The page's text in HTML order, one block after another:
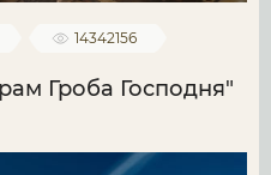
14342156
Гроба Господня"